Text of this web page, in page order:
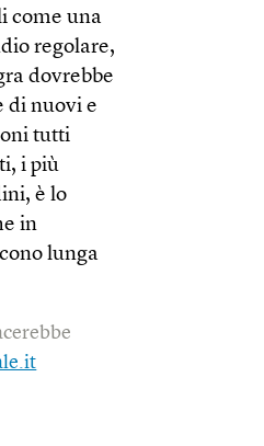
come una
regolare,
dovrebbe
di nuovi e
tutti
i più
è lo
in
lunga